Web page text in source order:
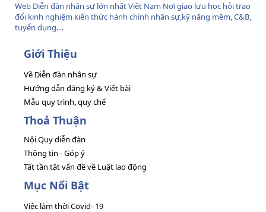
Web Diễn đàn nhân sự lớn nhất Việt Nam Nơi giao lưu học hỏi trao
đổi kinh nghiệm kiến thức hành chính nhân sự,kỹ năng mềm, C&B,
tuyển dụng....
Giới Thiệu
Về Diễn đàn nhân sự
Hướng dẫn đăng ký & Viết bài
Mẫu quy trình, quy chế
Thoả Thuận
Nội Quy diễn đàn
Thông tin - Góp ý
Tất tần tật vấn đề về Luật lao động
Mục Nổi Bật
Việc làm thời Covid- 19